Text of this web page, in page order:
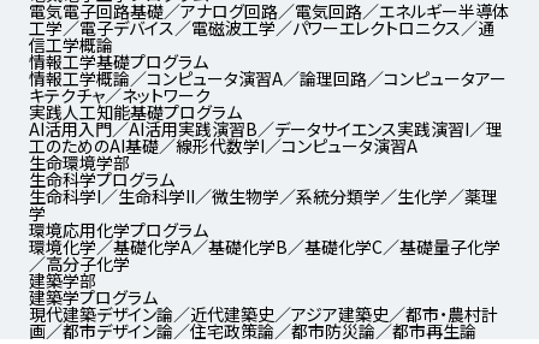
電気電子回路基礎／アナログ回路／電気回路／エネルギー半導体
工学／電子デバイス／電磁波工学／パワーエレクトロニクス／通
信工学概論
情報工学基礎プログラム
情報工学概論／コンピュータ演習A／論理回路／コンピュータアー
キテクチャ／ネットワーク
実践人工知能基礎プログラム
AI活用入門／AI活用実践演習B／データサイエンス実践演習I／理
工のためのAI基礎／線形代数学I／コンピュータ演習A
生命環境学部
生命科学プログラム
生命科学I／生命科学II／微生物学／系統分類学／生化学／薬理
学
環境応用化学プログラム
環境化学／基礎化学A／基礎化学B／基礎化学C／基礎量子化学
／高分子化学
建築学部
建築学プログラム
現代建築デザイン論／近代建築史／アジア建築史／都市・農村計
画／都市デザイン論／住宅政策論／都市防災論／都市再生論